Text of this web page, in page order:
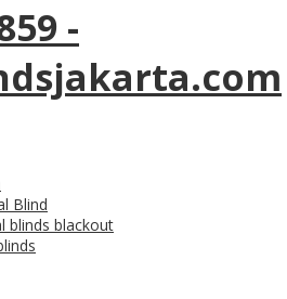
-
Blind
blinds blackout
Blinds
blinds dengan